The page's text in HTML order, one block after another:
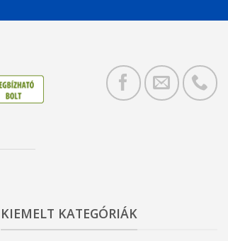
KIEMELT KATEGÓRIÁK